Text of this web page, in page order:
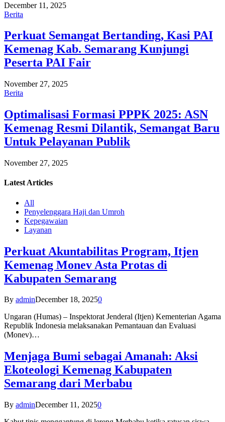
December 11, 2025
Berita
Perkuat Semangat Bertanding, Kasi PAI
Kemenag Kab. Semarang Kunjungi
Peserta PAI Fair
November 27, 2025
Berita
Optimalisasi Formasi PPPK 2025: ASN
Kemenag Resmi Dilantik, Semangat Baru
Untuk Pelayanan Publik
November 27, 2025
Latest Articles
All
Penyelenggara Haji dan Umroh
Kepegawaian
Layanan
Perkuat Akuntabilitas Program, Itjen
Kemenag Monev Asta Protas di
Kabupaten Semarang
By adminDecember 18, 20250
Ungaran (Humas) – Inspektorat Jenderal (Itjen) Kementerian Agama
Republik Indonesia melaksanakan Pemantauan dan Evaluasi
(Monev)…
Menjaga Bumi sebagai Amanah: Aksi
Ekoteologi Kemenag Kabupaten
Semarang dari Merbabu
By adminDecember 11, 20250